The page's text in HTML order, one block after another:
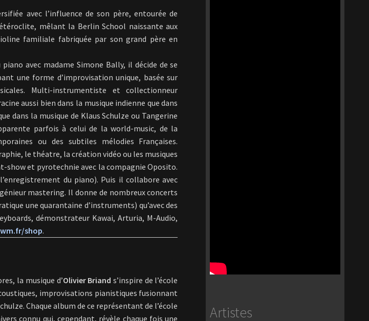
avec l’influence de son père, entourée de
mêlant la Berlin School naissante aux
familiale fabriquée par son grand père en
avec madame Simone Bally, il décide de se
une forme d’improvisation unique, basée sur
Multi-instrumentiste et collectionneur
aussi bien dans la musique indienne que dans
dans la musique de Klaus Schulze ou Tangerine
parfois à celui de la world-music, de la
ou des subtiles mélodies Françaises.
le théatre, la création vidéo ou les musiques
show et pyrotechnie avec la compagnie Oposito.
du piano). Puis il collabore avec
mastering. Il donne de nombreux concerts
une quarantaine d’instruments) qu’avec des
démonstrateur Kawai, Arturia, M-Audio,
shop.
la musique d’Olivier Briand s’inspire de l’école
improvisations pianistiques fusionnant
Chaque album de ce représentant de l’école
connu qui, cependant, révèle chaque fois une
Artistes